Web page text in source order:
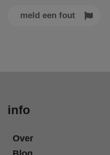
meld een fout
info
Over